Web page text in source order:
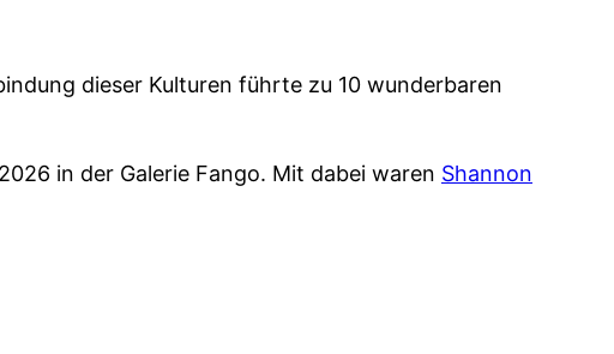
dieser Kulturen führte zu 10 wunderbaren
in der Galerie Fango. Mit dabei waren Shannon